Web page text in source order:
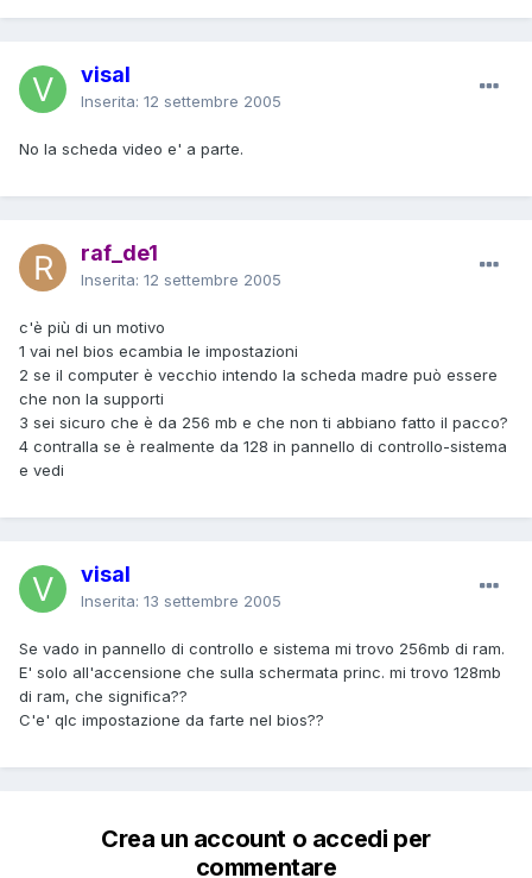
visal
Inserita: 12 settembre 2005
No la scheda video e' a parte.
raf_de1
Inserita: 12 settembre 2005
c'è più di un motivo
1 vai nel bios ecambia le impostazioni
2 se il computer è vecchio intendo la scheda madre può essere
che non la supporti
3 sei sicuro che è da 256 mb e che non ti abbiano fatto il pacco?
4 contralla se è realmente da 128 in pannello di controllo-sistema
e vedi
visal
Inserita: 13 settembre 2005
Se vado in pannello di controllo e sistema mi trovo 256mb di ram.
E' solo all'accensione che sulla schermata princ. mi trovo 128mb
di ram, che significa??
C'e' qlc impostazione da farte nel bios??
Crea un account o accedi per
commentare